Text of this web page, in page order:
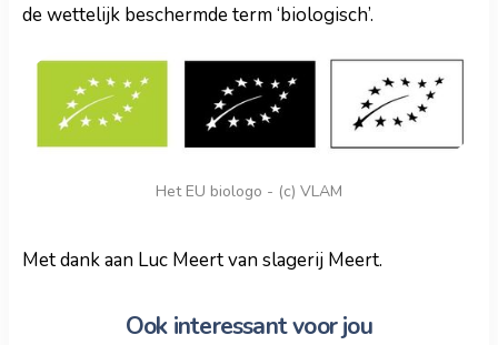
de wettelijk beschermde term ‘biologisch’.
Het EU biologo - (c) VLAM
Met dank aan Luc Meert van slagerij Meert.
Ook interessant voor jou